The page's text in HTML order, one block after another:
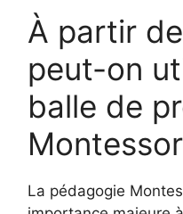
À partir
peut-on
balle de
La pédagogie